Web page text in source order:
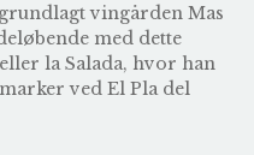
vingården Mas
med dette
la Salada, hvor han
ved El Pla del